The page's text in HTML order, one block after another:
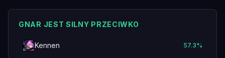
GNAR JEST SILNY PRZECIWKO
Kennen 57.3%